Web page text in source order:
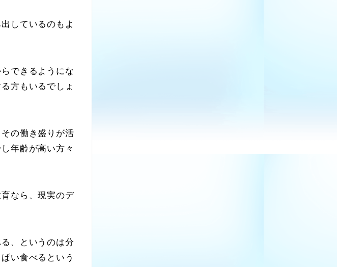
しているのもよ
できるようにな
方もいるでしょ
の働き盛りが活
年齢が高い方々
なら、現実のデ
、というのは分
い食べるという